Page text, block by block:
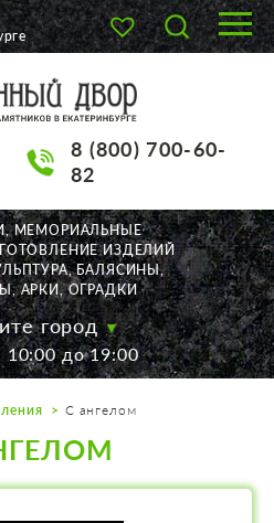
10:00 до 19:00
по договор.
8 (800) 700-60-
82
МЕМОРИАЛЬНЫЕ
ИЗДЕЛИЙ
БАЛЯСИНЫ,
АРКИ, ОГРАДКИ
город
10:00 до 19:00
С ангелом